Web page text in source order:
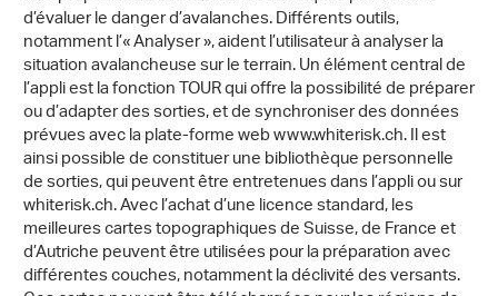
d’évaluer le danger d’avalanches. Différents outils,
notamment l’« Analyser », aident l’utilisateur à analyser la
situation avalancheuse sur le terrain. Un élément central de
l’appli est la fonction TOUR qui offre la possibilité de préparer
ou d’adapter des sorties, et de synchroniser des données
prévues avec la plate-forme web www.whiterisk.ch. Il est
ainsi possible de constituer une bibliothèque personnelle
de sorties, qui peuvent être entretenues dans l’appli ou sur
whiterisk.ch. Avec l’achat d’une licence standard, les
meilleures cartes topographiques de Suisse, de France et
d’Autriche peuvent être utilisées pour la préparation avec
différentes couches, notamment la déclivité des versants.